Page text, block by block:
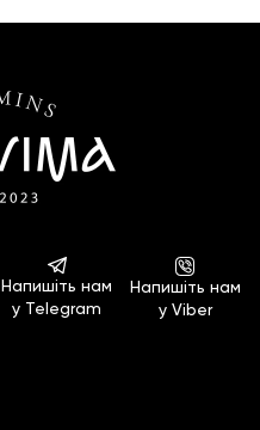
Напишіть нам
у Telegram
Напишіть нам
у Viber